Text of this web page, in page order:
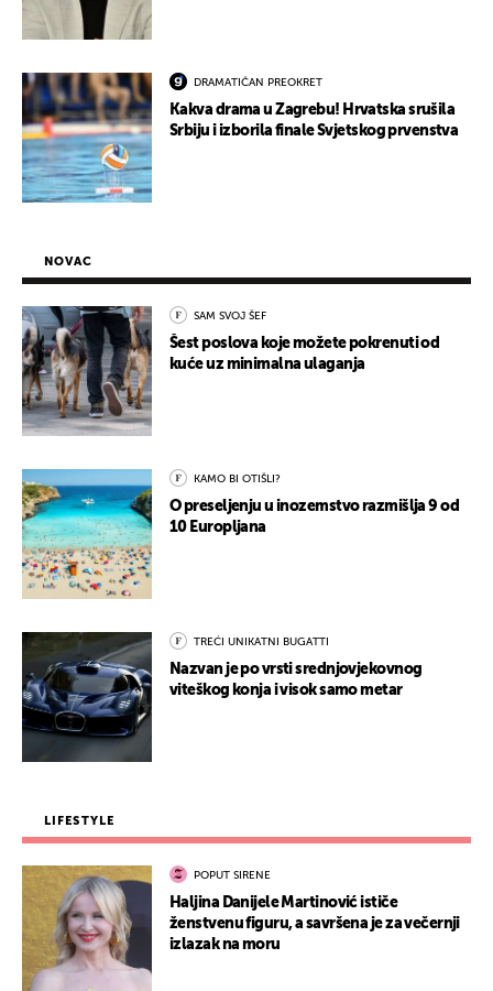
DRAMATIČAN PREOKRET
Kakva drama u Zagrebu! Hrvatska srušila
Srbiju i izborila finale Svjetskog prvenstva
NOVAC
SAM SVOJ ŠEF
Šest poslova koje možete pokrenuti od
kuće uz minimalna ulaganja
KAMO BI OTIŠLI?
O preseljenju u inozemstvo razmišlja 9 od
10 Europljana
TREĆI UNIKATNI BUGATTI
Nazvan je po vrsti srednjovjekovnog
viteškog konja i visok samo metar
LIFESTYLE
POPUT SIRENE
Haljina Danijele Martinović ističe
ženstvenu figuru, a savršena je za večernji
izlazak na moru